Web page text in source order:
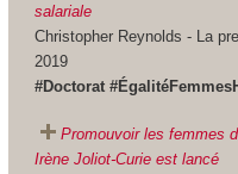
salariale
Christopher Reynolds - La
2019
#Doctorat
Promouvoir les femmes
Irène Joliot-Curie est lancé